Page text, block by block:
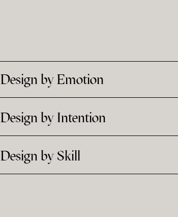
Design by Emotion
Design by Intention
Design by Skill